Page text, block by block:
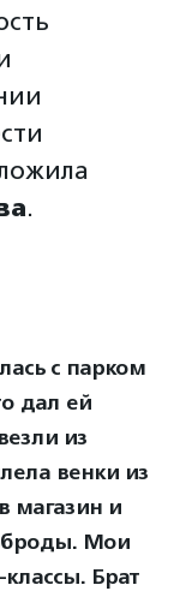
.
с парком
дал ей
из
венки из
магазин и
Мои
Брат